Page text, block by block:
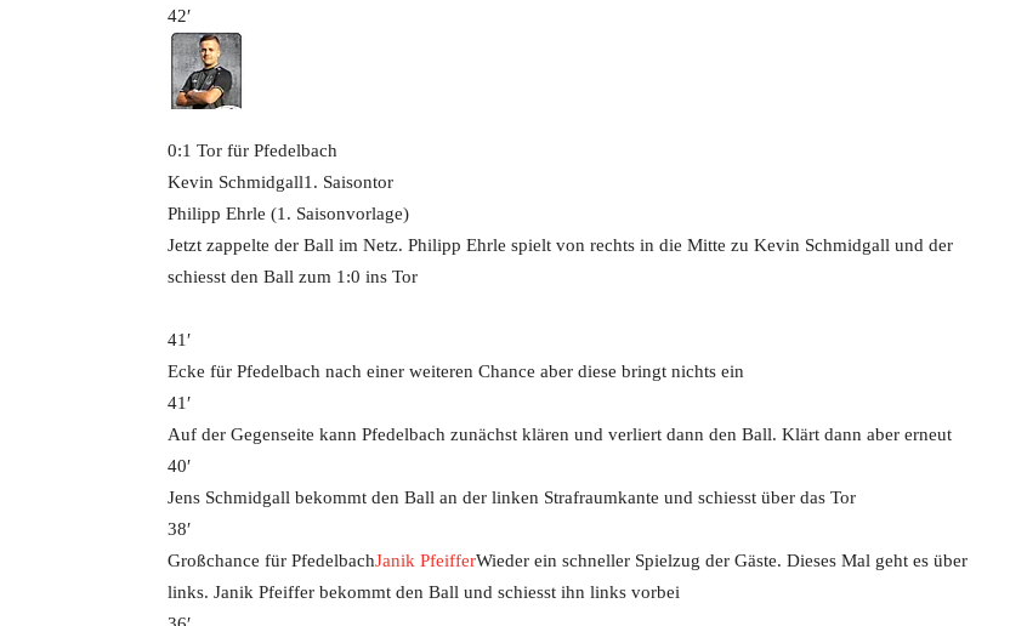
42′
0:1 Tor für Pfedelbach
Kevin Schmidgall1. Saisontor
Philipp Ehrle (1. Saisonvorlage)
Jetzt zappelte der Ball im Netz. Philipp Ehrle spielt von rechts in die Mitte zu Kevin Schmidgall und der
schiesst den Ball zum 1:0 ins Tor
41′
Ecke für Pfedelbach nach einer weiteren Chance aber diese bringt nichts ein
41′
Auf der Gegenseite kann Pfedelbach zunächst klären und verliert dann den Ball. Klärt dann aber erneut
40′
Jens Schmidgall bekommt den Ball an der linken Strafraumkante und schiesst über das Tor
38′
Großchance für PfedelbachJanik PfeifferWieder ein schneller Spielzug der Gäste. Dieses Mal geht es über
links. Janik Pfeiffer bekommt den Ball und schiesst ihn links vorbei